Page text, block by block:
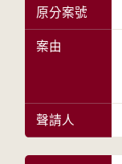
原分案號
案由
聲請人